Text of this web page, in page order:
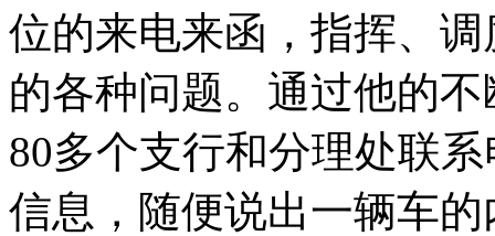
位的来电来函，指挥、
的各种问题。通过他的
80多个支行和分理处联
信息，随便说出一辆车